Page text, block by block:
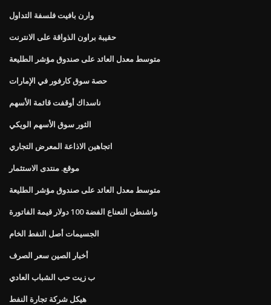
وارن بافيت فلسفة التداول
حقيبة براون الذواقة على الانترنت
متوسط ​​معدل العائد على صندوق مؤشر الطليعة
حصة سوق كارفور في الإمارات
ناسداك أوقفت قائمة الأسهم
الثور سوق الأسهم الويكي
اتجاهين الاذاعة المعرض التجاري
موقع. منتدى الاستثمار
متوسط ​​معدل العائد على صندوق مؤشر الطليعة
واشنطن النعناع الفضة 100 دولار قيمة الفاتورة
الجسيمات أصل النفط الخام
أخبار الصين سعر الصرف
ب زيت حب الشباب العادي
هيكل شركة تجارة النفط